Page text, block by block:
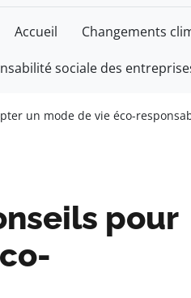
Accueil Changements
sociale des
un mode de vie éco-
pour